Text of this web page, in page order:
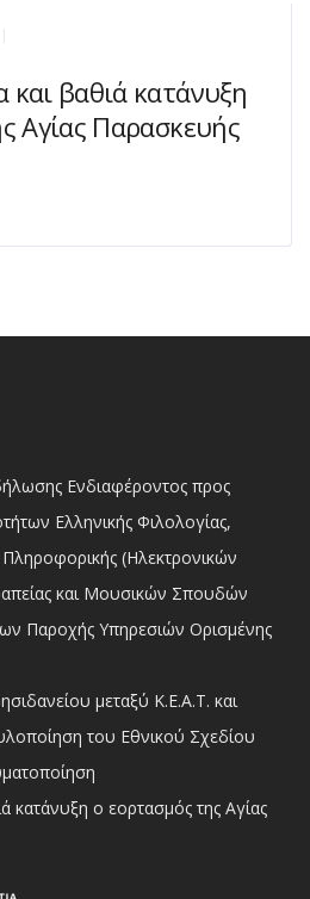
βαθιά κατάνυξη
Αγίας Παρασκευής
Ενδιαφέροντος προς
Ελληνικής Φιλολογίας,
(Ηλεκτρονικών
και Μουσικών Σπουδών
Παροχής Υπηρεσιών Ορισμένης
μεταξύ Κ.Ε.Α.Τ. και
του Εθνικού Σχεδίου
κατάνυξη ο εορτασμός της Αγίας